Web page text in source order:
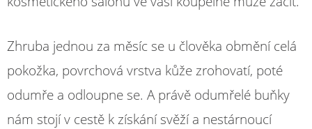
Zhruba jednou za měsíc se u člověka obmění celá
pokožka, povrchová vrstva kůže zrohovatí, poté
odumře a odloupne se. A právě odumřelé buňky
nám stojí v cestě k získání svěží a nestárnoucí